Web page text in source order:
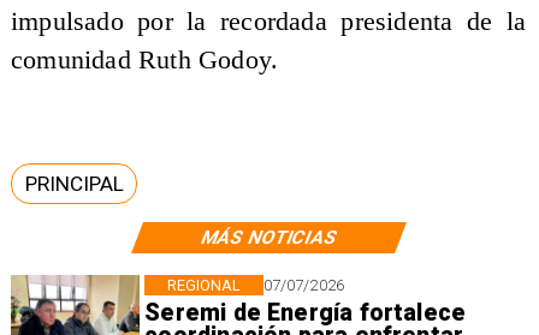
MÁS NOTICIAS
07/07/2026
Seremi de Energía fortalece
REGIONAL
impulsado por la recordada presidenta de la
comunidad Ruth Godoy.
PRINCIPAL